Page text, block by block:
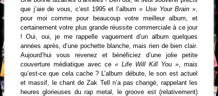
que j’aie de vous, c’est 1995 et l’album« Use Your Brain »
pour moi comme pour beaucoup votre meilleur album, et
certainement votre plus grande réussite commerciale à ce jour
! Oui, oui, je me rappelle vaguement d’un album quelques
années après, d’une pochette blanche, mais rien de bien clair.
Aujourd’hui vous revenez et bénéficiez d’une jolie petite
couverture médiatique avec ce « Life Will Kill You » , mais
qu’est-ce que cela cache ? L’album débute, le son est actuel
et massif, le chant de Zak Tell n’a pas changé, rappelant les
heures glorieuses du rap metal, le groove est (relativement)